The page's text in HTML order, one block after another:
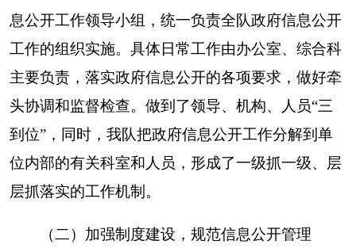
息公开管理制度》《克孜勒苏调查队信息审核发布
制度》，重点做好制度的落实，细化公开范围，优
化公开程序，健全工作机制，确保政务公开工作严
谨、及时、准确。继 续对政府信息公开内容进行认
真梳理和统筹，进一步规范和细化政府信息公开的
范围和渠道以及各科室的工作职责进行规范和明
确。
（三）加强信息发布，及时更新网站信息